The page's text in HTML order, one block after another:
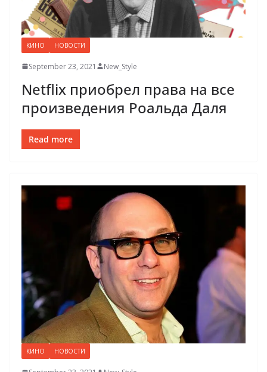
КИНО НОВОСТИ
September 23, 2021 New_Style
Netflix приобрел права на все
произведения Роальда Даля
Read more
КИНО НОВОСТИ